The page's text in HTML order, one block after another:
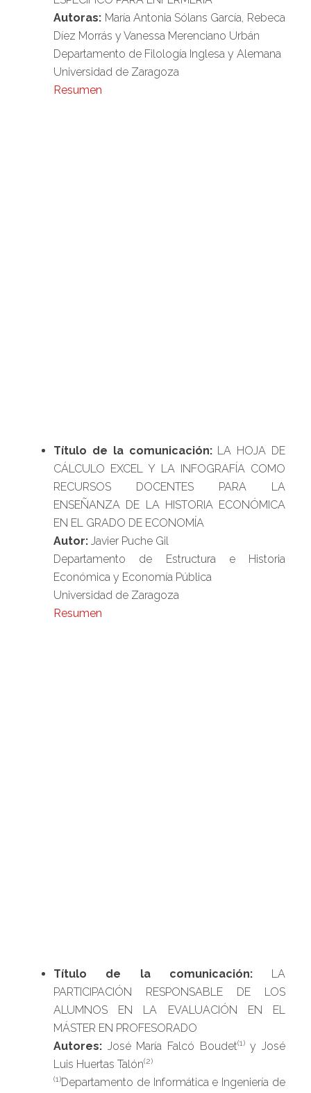
Autoras: María Antonia Sólans García, Rebeca
Díez Morrás y Vanessa Merenciano Urbán
Departamento de Filología Inglesa y Alemana
Universidad de Zaragoza
Resumen
Título de la comunicación: LA HOJA DE
CÁLCULO EXCEL Y LA INFOGRAFÍA COMO
RECURSOS DOCENTES PARA LA
ENSEÑANZA DE LA HISTORIA ECONÓMICA
EN EL GRADO DE ECONOMÍA
Autor:Javier Puche Gil
Departamento de Estructura e Historia
Económica y Economía Pública
Universidad de Zaragoza
Resumen
Título de la comunicación:
LA
PARTICIPACIÓN RESPONSABLE DE LOS
ALUMNOS EN LA EVALUACIÓN EN EL
MÁSTER EN PROFESORADO
Autores: José María Falcó Boudet(1)y José
Luis Huertas Talón(2)
(1)Departamento de Informática e Ingeniería de